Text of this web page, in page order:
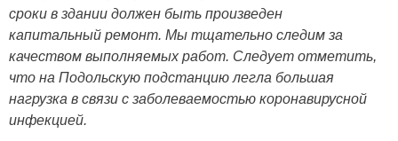
сроки в здании должен быть произведен
капитальный ремонт. Мы тщательно следим за
качеством выполняемых работ. Следует отметить,
что на Подольскую подстанцию легла большая
нагрузка в связи с заболеваемостью коронавирусной
инфекцией.